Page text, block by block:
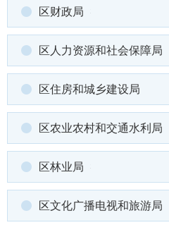
区财政局
区人力资源和社会保障局
区住房和城乡建设局
区农业农村和交通水利局
区林业局
区文化广播电视和旅游局